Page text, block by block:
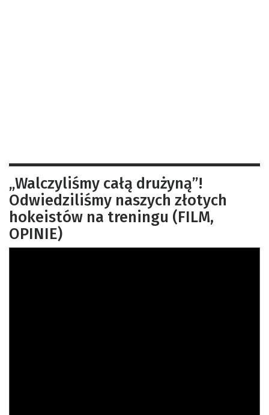
„Walczyliśmy całą drużyną”!
Odwiedziliśmy naszych złotych
hokeistów na treningu (FILM,
OPINIE)